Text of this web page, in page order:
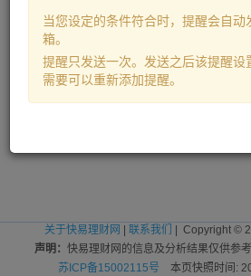
当您设定的条件符合时，提醒会自动
箱。
提醒只发送一次。发送之后该提醒设
需要可以重新添加提醒。
关于快易理财网 联系我们 | Copyright ©
声明： 快易理财网的信息及分析结果仅供参
苏ICP备15002115号 本页快照时间: